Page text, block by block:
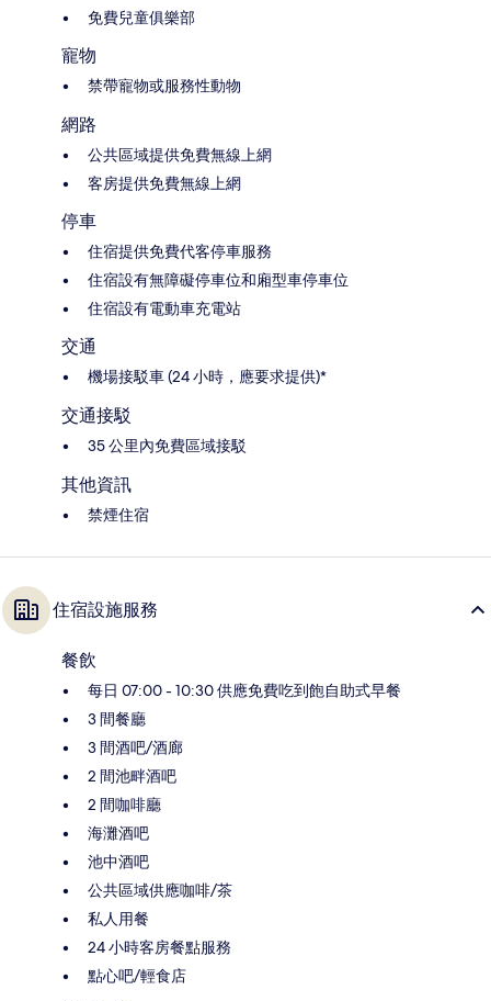
免費兒童俱樂部
寵物
禁帶寵物或服務性動物
網路
公共區域提供免費無線上網
客房提供免費無線上網
停車
住宿提供免費代客停車服務
住宿設有無障礙停車位和廂型車停車位
住宿設有電動車充電站
交通
機場接駁車 (24 小時，應要求提供)*
交通接駁
35 公里內免費區域接駁
其他資訊
禁煙住宿
住宿設施服務
餐飲
每日 07:00 - 10:30 供應免費吃到飽自助式早餐
3 間餐廳
3 間酒吧/酒廊
2 間池畔酒吧
2 間咖啡廳
海灘酒吧
池中酒吧
公共區域供應咖啡/茶
私人用餐
24 小時客房餐點服務
點心吧/輕食店